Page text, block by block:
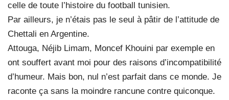
celle de toute l’histoire du football tunisien.
Par ailleurs, je n’étais pas le seul à pâtir de l’attitude de
Chettali en Argentine.
Attouga, Néjib Limam, Moncef Khouini par exemple en
ont souffert avant moi pour des raisons d’incompatibilité
d’humeur. Mais bon, nul n’est parfait dans ce monde. Je
raconte ça sans la moindre rancune contre quiconque.